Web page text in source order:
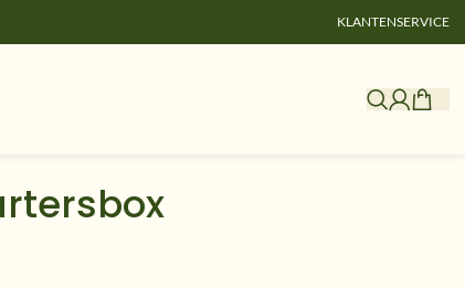
KLANTENSERVICE